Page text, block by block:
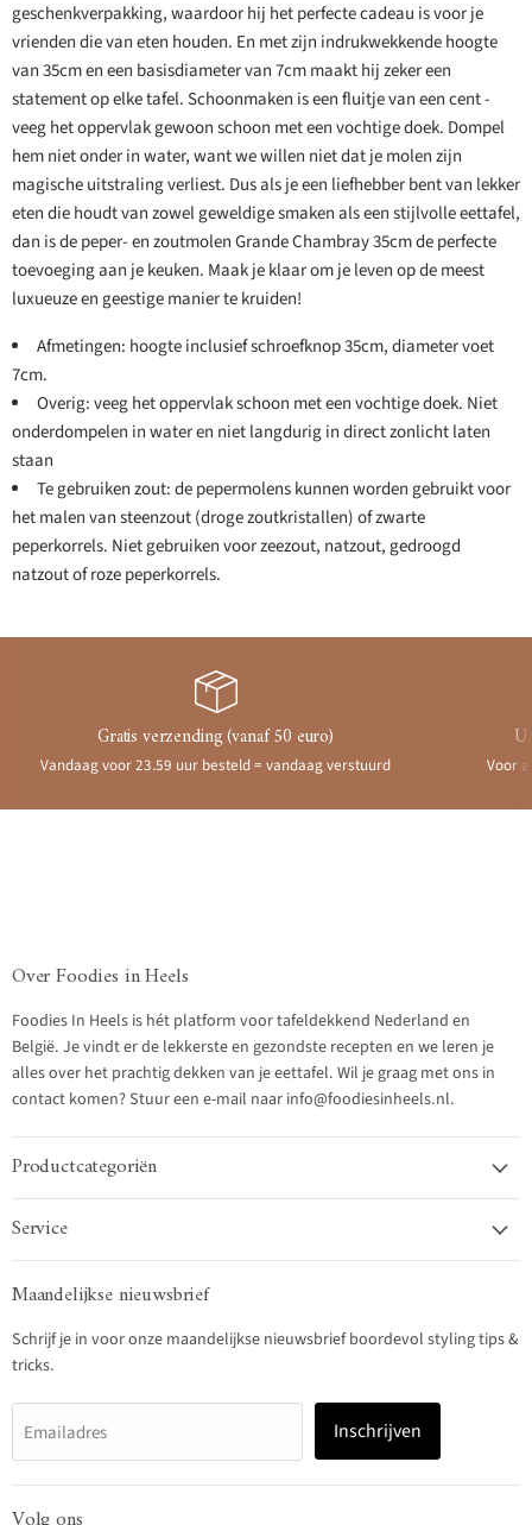
geschenkverpakking, waardoor hij het perfecte cadeau is voor je
vrienden die van eten houden. En met zijn indrukwekkende hoogte
van 35cm en een basisdiameter van 7cm maakt hij zeker een
statement op elke tafel. Schoonmaken is een fluitje van een cent -
veeg het oppervlak gewoon schoon met een vochtige doek. Dompel
hem niet onder in water, want we willen niet dat je molen zijn
magische uitstraling verliest. Dus als je een liefhebber bent van lekker
eten die houdt van zowel geweldige smaken als een stijlvolle eettafel,
dan is de peper- en zoutmolen Grande Chambray 35cm de perfecte
toevoeging aan je keuken. Maak je klaar om je leven op de meest
luxueuze en geestige manier te kruiden!
Afmetingen: hoogte inclusief schroefknop 35cm, diameter voet
7cm.
Overig: veeg het oppervlak schoon met een vochtige doek. Niet
onderdompelen in water en niet langdurig in direct zonlicht laten
staan
Te gebruiken zout: de pepermolens kunnen worden gebruikt voor
het malen van steenzout (droge zoutkristallen) of zwarte
peperkorrels. Niet gebruiken voor zeezout, natzout, gedroogd
natzout of roze peperkorrels.
Gratis verzending (vanaf 50 euro)
Vandaag voor 23.59 uur besteld = vandaag verstuurd Voor
Over Foodies in Heels
Foodies In Heels is hét platform voor tafeldekkend Nederland en
België. Je vindt er de lekkerste en gezondste recepten en we leren je
alles over het prachtig dekken van je eettafel. Wil je graag met ons in
contact komen? Stuur een e-mail naar info@foodiesinheels.nl.
Productcategoriën
Service
Maandelijkse nieuwsbrief
Schrijf je in voor onze maandelijkse nieuwsbrief boordevol styling tips &
tricks.
Emailadres Inschrijven